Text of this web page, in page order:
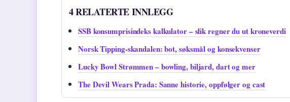
4 RELATERTE INNLEGG
SSB konsumprisindeks kalkulator – slik regner du ut kroneverdi
Norsk Tipping-skandalen: bot, søksmål og konsekvenser
Lucky Bowl Strømmen – bowling, biljard, dart og mer
The Devil Wears Prada: Sanne historie, oppfølger og cast